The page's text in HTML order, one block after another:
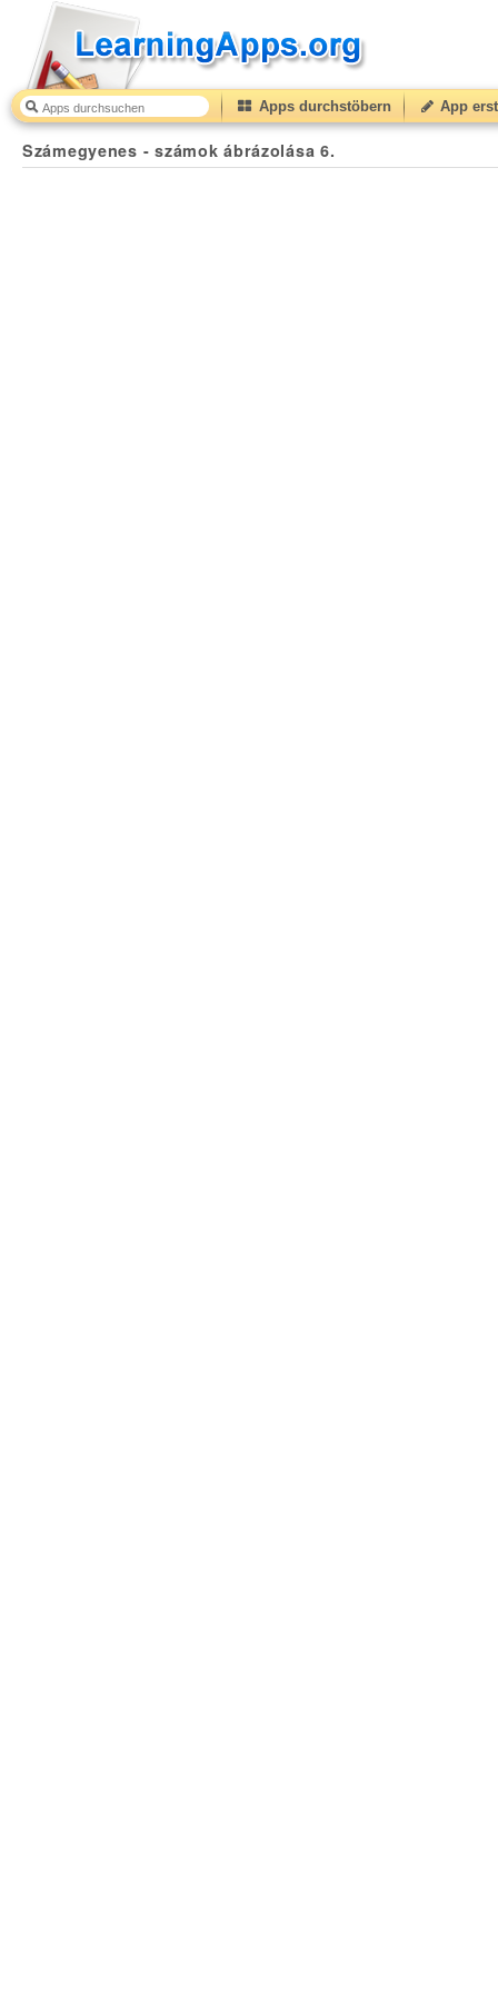
Apps durchstöbern App
Számegyenes - számok ábrázolása 6.